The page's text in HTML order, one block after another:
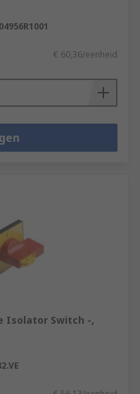
€ 60,36/eenheid
Isolator Switch -,